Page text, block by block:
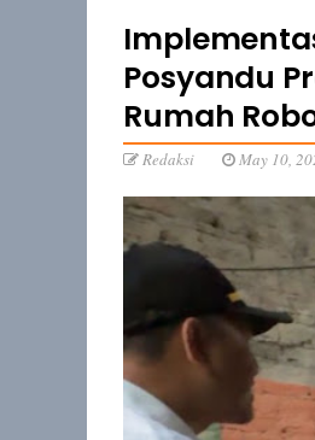
Posyandu
Rumah
Redaksi May 10,